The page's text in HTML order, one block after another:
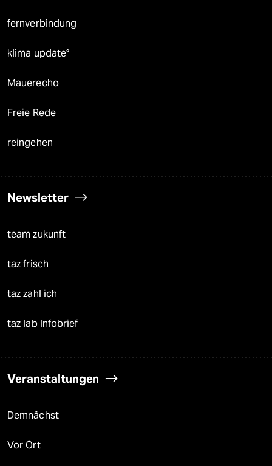
fernverbindung
klima update°
Mauerecho
Freie Rede
reingehen
Newsletter
team zukunft
taz frisch
taz zahl ich
taz lab Infobrief
Veranstaltungen
Demnächst
Vor Ort